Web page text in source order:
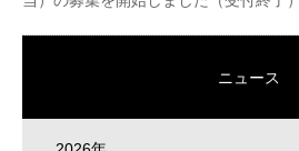
ニュース